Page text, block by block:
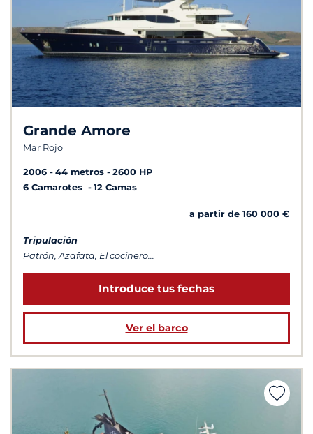
Grande Amore
Mar Rojo
2006 44 metros
2600 HP
6 Camarotes
12 Camas
a partir de 160 000 €
Tripulación
Patrón, Azafata, El cocinero...
Introduce tus fechas
Ver el barco